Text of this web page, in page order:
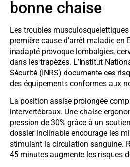
bonne chaise
Les troubles
première cause d’arrêt maladie en
inadapté provoque lombalgies,
dans les trapèzes. L’Institut
Sécurité (INRS) documente ces
des équipements conformes aux
La position assise prolongée
intervertébraux. Une chaise
pression de 30% grâce à un
dossier inclinable encourage les
stimulant la circulation sanguine.
45 minutes augmente les risques